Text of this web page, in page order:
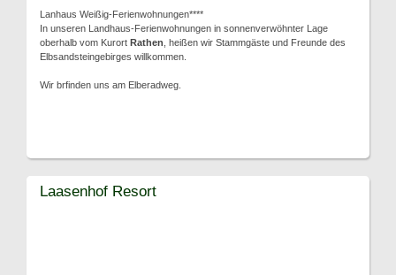
Lanhaus Weißig-Ferienwohnungen****
In unseren Landhaus-Ferienwohnungen in sonnenverwöhnter Lage
oberhalb vom Kurort Rathen , heißen wir Stammgäste und Freunde des
Elbsandsteingebirges willkommen.
Wir brfinden uns am Elberadweg.
Laasenhof Resort